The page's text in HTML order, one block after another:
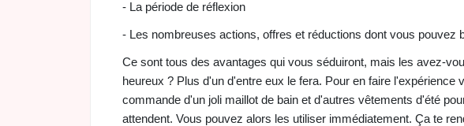
- La période de réflexion
- Les nombreuses actions, offres et réductions dont vous pouvez
Ce sont tous des avantages qui vous séduiront, mais les avez-
heureux ? Plus d'un d'entre eux le fera. Pour en faire
commande d'un joli maillot de bain et d'autres vêtements d'été
attendent. Vous pouvez alors les utiliser immédiatement. Ça te